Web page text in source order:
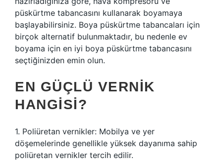
püskürtme tabancasını kullanarak boyamaya
başlayabilirsiniz. Boya püskürtme tabancaları için
birçok alternatif bulunmaktadır, bu nedenle ev
boyama için en iyi boya püskürtme tabancasını
seçtiğinizden emin olun.
EN GÜÇLÜ VERNIK
HANGISI?
1. Poliüretan vernikler: Mobilya ve yer
döşemelerinde genellikle yüksek dayanıma sahip
poliüretan vernikler tercih edilir.